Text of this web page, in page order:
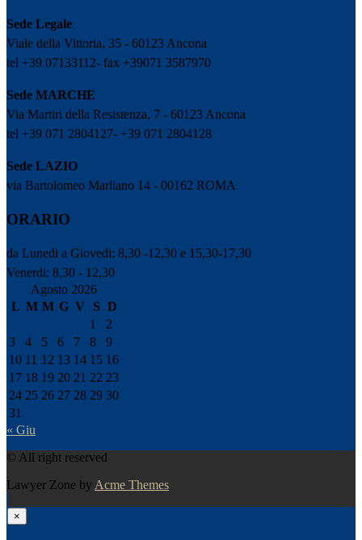
Sede Legale
Viale della Vittoria, 35 - 60123 Ancona
tel +39 07133112- fax +39071 3587970
Sede MARCHE
Via Martiri della Resistenza, 7 - 60123 Ancona
tel +39 071 2804127- +39 071 2804128
Sede LAZIO
via Bartolomeo Marliano 14 - 00162 ROMA
ORARIO
da Lunedi a Giovedi: 8,30 -12,30 e 15,30-17,30
Venerdi: 8,30 - 12,30
Agosto 2026
L M M G V S D
1
2
3
4 5 6 7 8
9
10 11 12 13 14 15 16
17 18 19 20 21 22 23
24 25 26 27 28 29 30
31
« Giu
© All right reserved
Lawyer Zone by Acme Themes
×